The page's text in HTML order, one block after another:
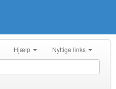
Hjælp Nyttige links